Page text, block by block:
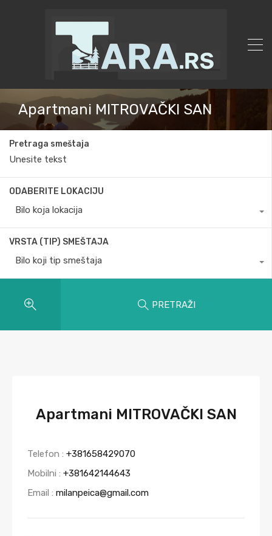
Apartmani MITROVAČKI SAN
Pretraga smeštaja
ODABERITE LOKACIJU
Bilo koja lokacija
VRSTA (TIP) SMEŠTAJA
Bilo koji tip smeštaja
PRETRAŽI
Apartmani MITROVAČKI SAN
Telefon : +381658429070
Mobilni : +381642144643
Email : milanpeica@gmail.com